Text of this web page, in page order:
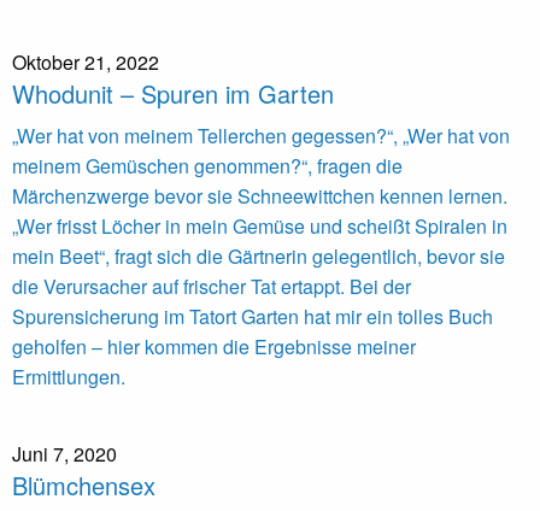
Oktober 21, 2022
Whodunit – Spuren im Garten
„Wer hat von meinem Tellerchen gegessen?“, „Wer hat von
meinem Gemüschen genommen?“, fragen die
Märchenzwerge bevor sie Schneewittchen kennen lernen.
„Wer frisst Löcher in mein Gemüse und scheißt Spiralen in
mein Beet“, fragt sich die Gärtnerin gelegentlich, bevor sie
die Verursacher auf frischer Tat ertappt. Bei der
Spurensicherung im Tatort Garten hat mir ein tolles Buch
geholfen – hier kommen die Ergebnisse meiner
Ermittlungen.
Juni 7, 2020
Blümchensex